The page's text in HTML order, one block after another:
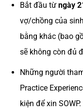
Bắt đầu từ ngày
vợ/chồng của
bằng khác (bao
sẽ không còn đủ
Những người
Practice
kiện để xin SOWP.